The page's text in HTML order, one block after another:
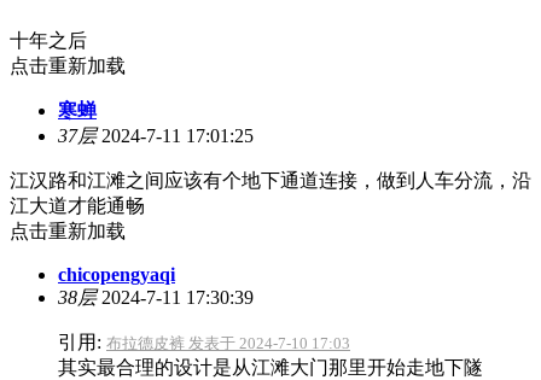
十年之后
点击重新加载
寒蝉
37层2024-7-11 17:01:25
江汉路和江滩之间应该有个地下通道连接，做到人车分流，沿
江大道才能通畅
点击重新加载
chicopengyaqi
38层2024-7-11 17:30:39
引用: 布拉德皮裤 发表于 2024-7-10 17:03
其实最合理的设计是从江滩大门那里开始走地下隧